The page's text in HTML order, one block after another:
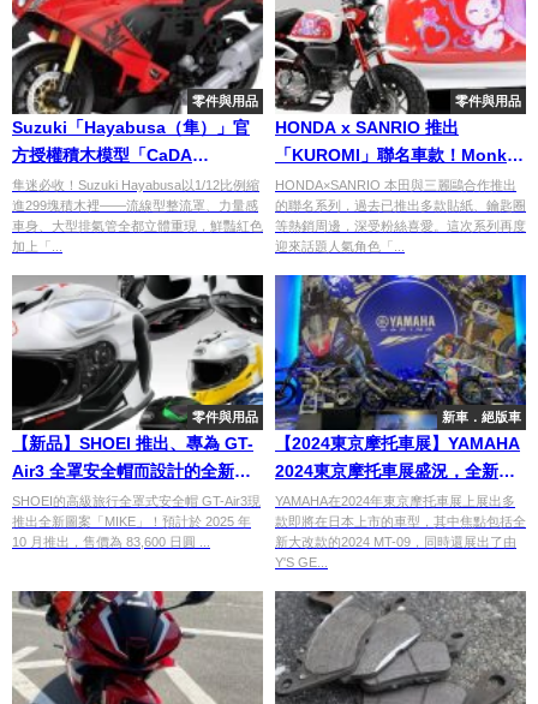
零件與用品
Suzuki「Hayabusa（隼）」官
方授權積木模型「CaDA
C62051W」！1/12比例×299塊零
件×全長17.9cm×流線型整流罩精
緻重現
隼迷必收！Suzuki Hayabusa以1/12比例縮
進299塊積木裡——流線型整流罩、力量感
車身、大型排氣管全都立體重現，鮮豔紅色
加上「...
零件與用品
HONDA x SANRIO 推出
「KUROMI」聯名車款！Monkey
125 專用油箱側蓋登場
HONDA×SANRIO 本田與三麗鷗合作推出
的聯名系列，過去已推出多款貼紙、鑰匙圈
等熱銷周邊，深受粉絲喜愛。這次系列再度
迎來話題人氣角色「...
零件與用品
【新品】SHOEI 推出、專為 GT-
Air3 全罩安全帽而設計的全新圖
案「MIKE」！
SHOEI的高級旅行全罩式安全帽 GT-Air3現
推出全新圖案「MIKE」！預計於 2025 年
10 月推出，售價為 83,600 日圓 ...
新車．絕版車
【2024東京摩托車展】YAMAHA
2024東京摩托車展盛況，全新
MT-09、XSR900GP復刻外觀套
件等齊亮相！
YAMAHA在2024年東京摩托車展上展出多
款即將在日本上市的車型，其中焦點包括全
新大改款的2024 MT-09，同時還展出了由
Y'S GE...